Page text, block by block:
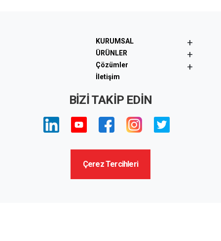
KURUMSAL +
ÜRÜNLER +
Çözümler +
İletişim
BİZİ TAKİP EDİN
Çerez Tercihleri